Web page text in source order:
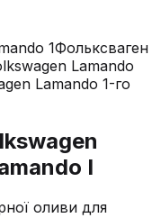
1Фольксваген
Lamando
Lamando 1-го
I
оливи для